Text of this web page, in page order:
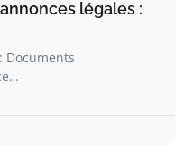
légales :
Documents